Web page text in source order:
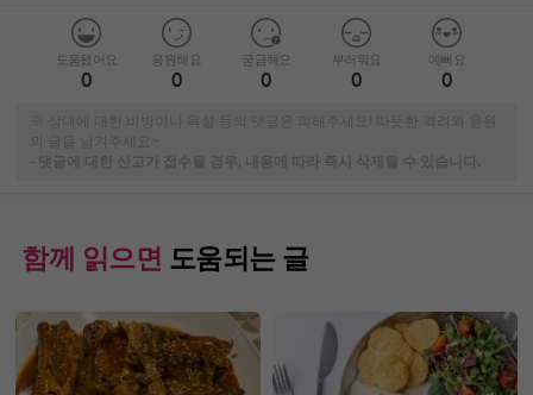
도움됐어요
0
응원해요
0
궁금해요
0
부러워요
0
예뻐요
0
※ 상대에 대한 비방이나 욕설 등의 댓글은 피해주세요! 따뜻한 격려와 응원
의 글을 남겨주세요~
-
댓글에 대한 신고가 접수될 경우, 내용에 따라 즉시 삭제될 수 있습니다.
함께 읽으면 도움되는 글